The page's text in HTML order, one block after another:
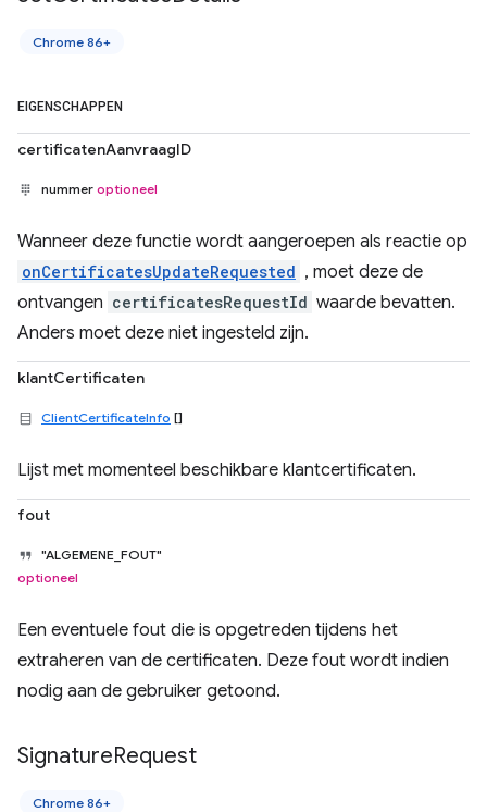
Chrome 86+
EIGENSCHAPPEN
certificatenAanvraagID
nummer optioneel
Wanneer deze functie wordt aangeroepen als reactie op
onCertificatesUpdateRequested , moet deze de
ontvangen certificatesRequestId waarde bevatten.
Anders moet deze niet ingesteld zijn.
klantCertificaten
ClientCertificateInfo []
Lijst met momenteel beschikbare klantcertificaten.
fout
"ALGEMENE_FOUT"
optioneel
Een eventuele fout die is opgetreden tijdens het
extraheren van de certificaten. Deze fout wordt indien
nodig aan de gebruiker getoond.
SignatureRequest
Chrome 86+